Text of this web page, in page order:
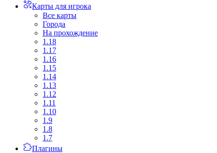
Карты для игрока
Все карты
Города
На прохождение
1.18
1.17
1.16
1.15
1.14
1.13
1.12
1.11
1.10
1.9
1.8
1.7
Плагины